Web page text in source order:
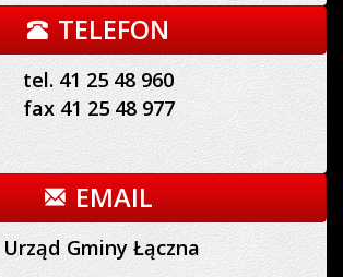
TELEFON
tel. 41 25 48 960
fax 41 25 48 977
EMAIL
Urząd Gminy Łączna